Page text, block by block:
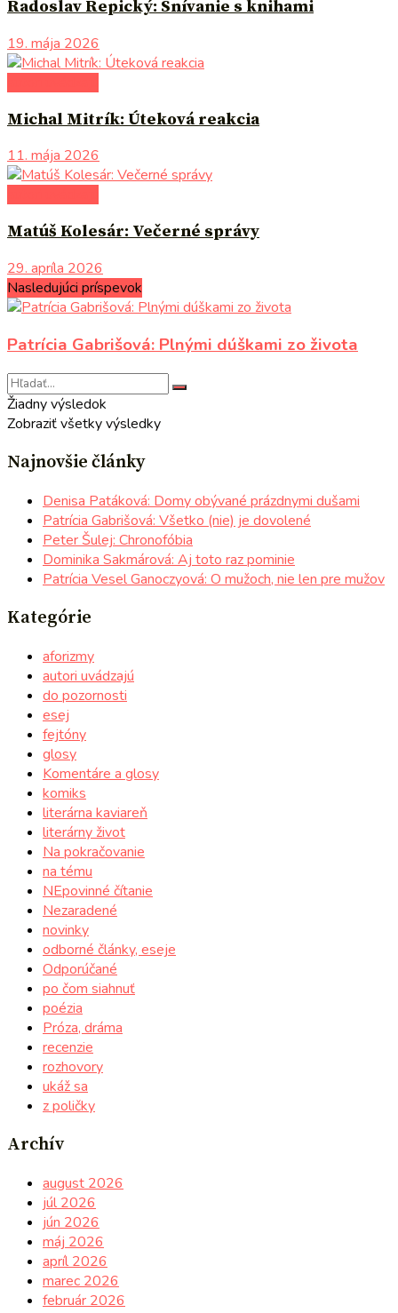
Radoslav Repický: Snívanie s knihami
19. mája 2026
Michal Mitrík: Úteková reakcia
11. mája 2026
Matúš Kolesár: Večerné správy
29. apríla 2026
Nasledujúci príspevok
Patrícia Gabrišová: Plnými dúškami zo života
Žiadny výsledok
Zobraziť všetky výsledky
Najnovšie články
Denisa Patáková: Domy obývané prázdnymi dušami
Patrícia Gabrišová: Všetko (nie) je dovolené
Peter Šulej: Chronofóbia
Dominika Sakmárová: Aj toto raz pominie
Patrícia Vesel Ganoczyová: O mužoch, nie len pre mužov
Kategórie
aforizmy
autori uvádzajú
do pozornosti
esej
fejtóny
glosy
Komentáre a glosy
komiks
literárna kaviareň
literárny život
Na pokračovanie
na tému
NEpovinné čítanie
Nezaradené
novinky
odborné články, eseje
Odporúčané
po čom siahnuť
poézia
Próza, dráma
recenzie
rozhovory
ukáž sa
z poličky
Archív
august 2026
júl 2026
jún 2026
máj 2026
apríl 2026
marec 2026
február 2026